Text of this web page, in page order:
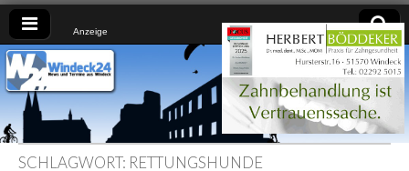
Anzeige
Windeck24
Nachrichten
aus dem
Ländchen
für das
Ländchen
SCHLAGWORT: RETTUNGSHUNDE